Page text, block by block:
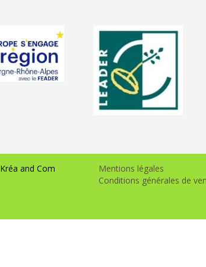
Kréa and Com
Mentions légales
Conditions générales de